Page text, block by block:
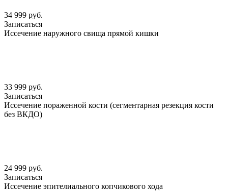
34 999 руб.
Записаться
Иссечение наружного свища прямой кишки
33 999 руб.
Записаться
Иссечение пораженной кости (сегментарная резекция кости
без ВКДО)
24 999 руб.
Записаться
Иссечение эпителиального копчикового хода